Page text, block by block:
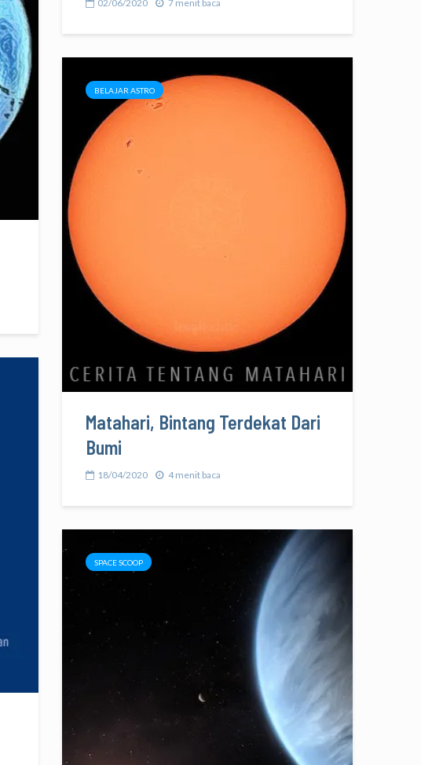
02/06/2020 7 menit baca
BELAJAR ASTRO
Matahari, Bintang Terdekat Dari
Bumi
18/04/2020 4 menit baca
SPACE SCOOP